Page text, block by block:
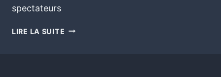
spectateurs
LIRE LA SUITE